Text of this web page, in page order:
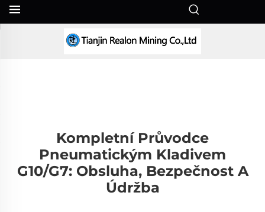
Kompletní Průvodce
Pneumatickým Kladivem
G10/G7: Obsluha, Bezpečnost A
Údržba